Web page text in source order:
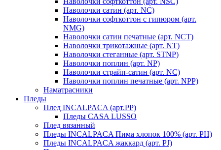
Наволочки сатин (арт. NC)
Наволочки софткоттон с гипюром (арт.
NMG)
Наволочки сатин печатные (арт. NCT)
Наволочки трикотажные (арт. NT)
Наволочки стеганные (арт. STNP)
Наволочки поплин (арт. NP)
Наволочки страйп-сатин (арт. NC)
Наволочки поплин печатные (арт. NPP)
Наматрасники
Пледы
Плед INCALPACA (арт.PP)
Пледы CASA LUSSO
Плед вязанный
Пледы INCALPACA Пима хлопок 100% (арт. PH)
Пледы INCALPACA жаккард (арт. PJ)